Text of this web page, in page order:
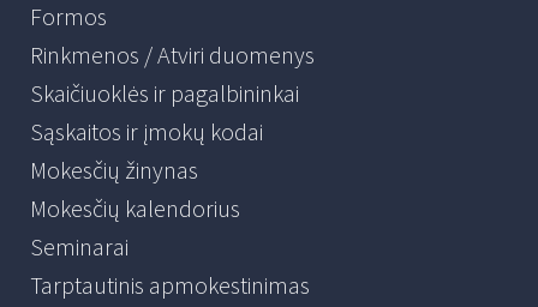
Formos
Rinkmenos / Atviri duomenys
Skaičiuoklės ir pagalbininkai
Sąskaitos ir įmokų kodai
Mokesčių žinynas
Mokesčių kalendorius
Seminarai
Tarptautinis apmokestinimas